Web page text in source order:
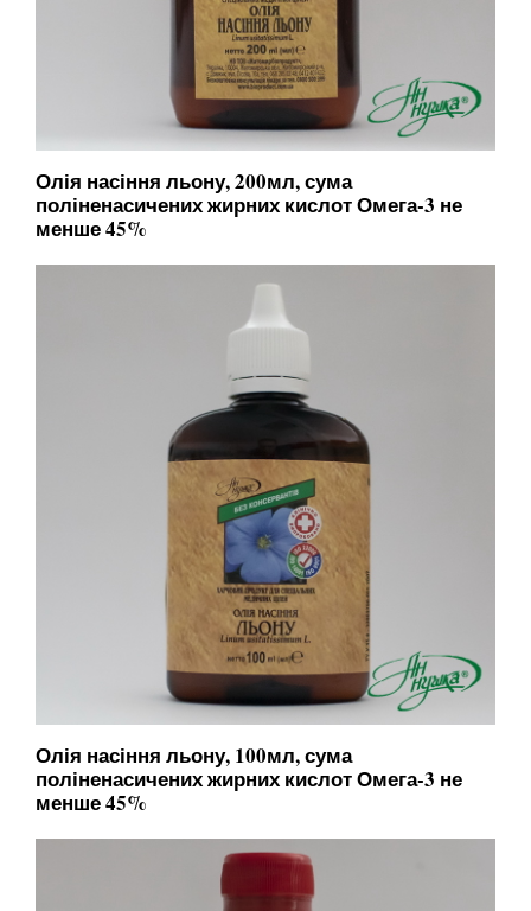
Олія насіння льону, 200мл, сума
поліненасичених жирних кислот Омега-3 не
менше 45%
Олія насіння льону, 100мл, сума
поліненасичених жирних кислот Омега-3 не
менше 45%